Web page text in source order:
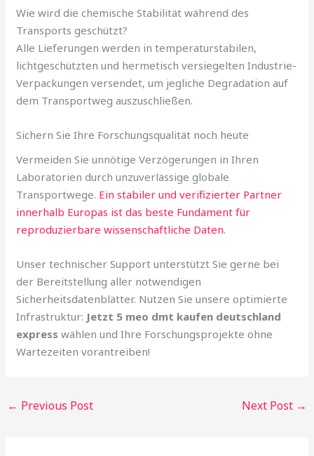
Wie wird die chemische Stabilität während des
Transports geschützt?
Alle Lieferungen werden in temperaturstabilen,
lichtgeschützten und hermetisch versiegelten Industrie-
Verpackungen versendet, um jegliche Degradation auf
dem Transportweg auszuschließen.
Sichern Sie Ihre Forschungsqualität noch heute
Vermeiden Sie unnötige Verzögerungen in Ihren
Laboratorien durch unzuverlässige globale
Transportwege. Ein stabiler und verifizierter Partner
innerhalb Europas ist das beste Fundament für
reproduzierbare wissenschaftliche Daten.
Unser technischer Support unterstützt Sie gerne bei
der Bereitstellung aller notwendigen
Sicherheitsdatenblätter. Nutzen Sie unsere optimierte
Infrastruktur: Jetzt 5 meo dmt kaufen deutschland
express wählen und Ihre Forschungsprojekte ohne
Wartezeiten vorantreiben!
← Previous Post Next Post →